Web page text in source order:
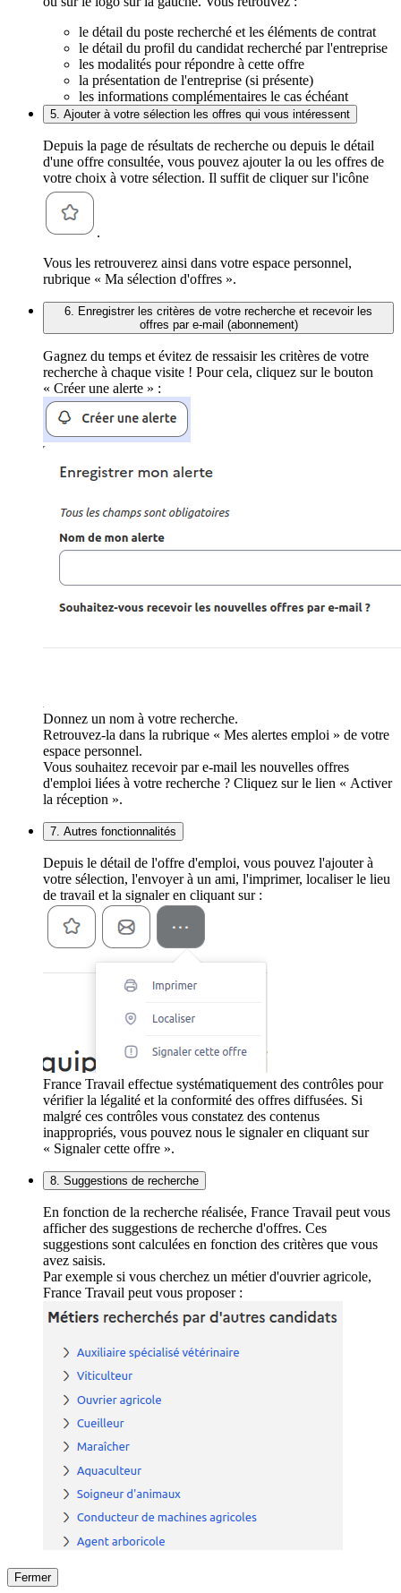
le détail du poste recherché et les éléments de contrat
le détail du profil du candidat recherché par l'entreprise
les modalités pour répondre à cette offre
la présentation de l'entreprise (si présente)
les informations complémentaires le cas échéant
5. Ajouter à votre sélection les offres qui vous intéressent
Depuis la page de résultats de recherche ou depuis le détail
d'une offre consultée, vous pouvez ajouter la ou les offres de
votre choix à votre sélection. Il suffit de cliquer sur l'icône
.
Vous les retrouverez ainsi dans votre espace personnel,
rubrique « Ma sélection d'offres ».
6. Enregistrer les critères de votre recherche et recevoir les
offres par e-mail (abonnement)
Gagnez du temps et évitez de ressaisir les critères de votre
recherche à chaque visite ! Pour cela, cliquez sur le bouton
« Créer une alerte » :
Donnez un nom à votre recherche.
Retrouvez-la dans la rubrique « Mes alertes emploi » de votre
espace personnel.
Vous souhaitez recevoir par e-mail les nouvelles offres
d'emploi liées à votre recherche ? Cliquez sur le lien « Activer
la réception ».
7. Autres fonctionnalités
Depuis le détail de l'offre d'emploi, vous pouvez l'ajouter à
votre sélection, l'envoyer à un ami, l'imprimer, localiser le lieu
de travail et la signaler en cliquant sur :
France Travail effectue systématiquement des contrôles pour
vérifier la légalité et la conformité des offres diffusées. Si
malgré ces contrôles vous constatez des contenus
inappropriés, vous pouvez nous le signaler en cliquant sur
« Signaler cette offre ».
8. Suggestions de recherche
En fonction de la recherche réalisée, France Travail peut vous
afficher des suggestions de recherche d'offres. Ces
suggestions sont calculées en fonction des critères que vous
avez saisis.
Par exemple si vous cherchez un métier d'ouvrier agricole,
France Travail peut vous proposer :
Fermer